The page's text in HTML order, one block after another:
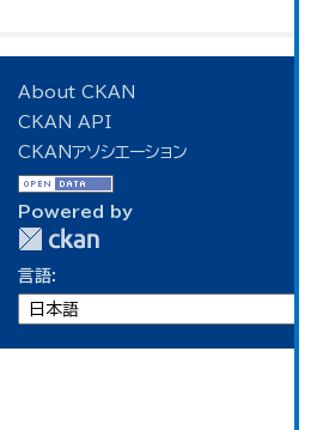
About CKAN
CKAN API
CKANアソシエーション
Powered by
言語